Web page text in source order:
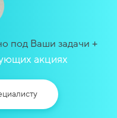
под Ваши задачи +
акциях